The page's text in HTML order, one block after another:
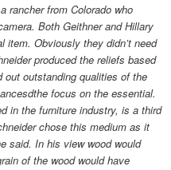
rancher from Colorado who
Both Geithner and Hillary
item. Obviously they didn’t need
produced the reliefs based
out outstanding qualities of the
focus on the essential.
in the furniture industry, is a third
chose this medium as it
said. In his view wood would
of the wood would have